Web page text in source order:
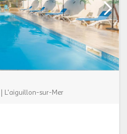
| L'aiguillon-sur-Mer